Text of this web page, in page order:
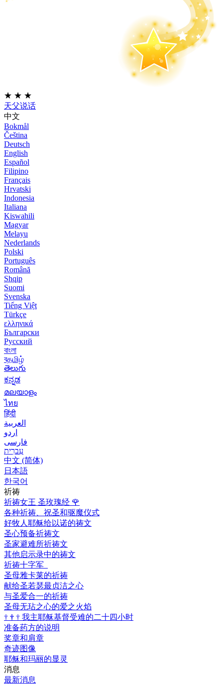
★ ★ ★
天父说话
中文
Bokmål
Čeština
Deutsch
English
Español
Filipino
Français
Hrvatski
Indonesia
Italiana
Kiswahili
Magyar
Melayu
Nederlands
Polski
Português
Română
Shqip
Suomi
Svenska
Tiếng Việt
Türkçe
ελληνικά
Български
Русский
বাংলা
বதமிழ்
తెలుగు
ಕನ್ನಡ
മലയാളം
ไทย
हिंदी
العربية
اردو
فارسی
עִברִית
中文 (简体)
日本語
한국어
祈祷
祈祷女王 圣玫瑰经 🌹
各种祈祷、祝圣和驱魔仪式
好牧人耶稣给以诺的祷文
圣心预备祈祷文
圣家避难所祈祷文
其他启示录中的祷文
祈祷十字军
圣母雅卡莱的祈祷
献给圣若瑟最贞洁之心
与圣爱合一的祈祷
圣母无玷之心的爱之火焰
† † † 我主耶稣基督受难的二十四小时
准备药方的说明
奖章和肩章
奇迹图像
耶稣和玛丽的显灵
消息
最新消息